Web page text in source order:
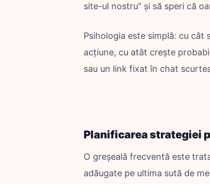
site-ul nostru” și să speri că
Psihologia este simplă: cu
acțiune, cu atât crește
sau un link fixat în chat
Planificarea strategiei
O greșeală frecventă este
adăugate pe ultima sută de